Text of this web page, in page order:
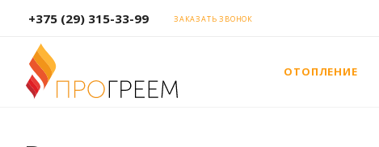
+375 (29) 315-33-99 ЗАКАЗАТЬ ЗВОНОК
ОТОПЛЕНИЕ